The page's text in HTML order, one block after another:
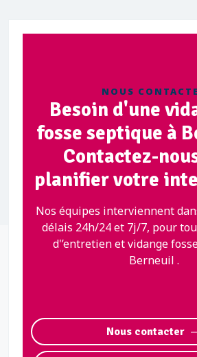
NOUS
Besoin d'une
fosse septique à
Contactez-
planifier votre
Nos équipes interviennent
délais 24h/24 et 7j/7, pour
d'’entretien et vidange
Berneuil .
Nous contacter